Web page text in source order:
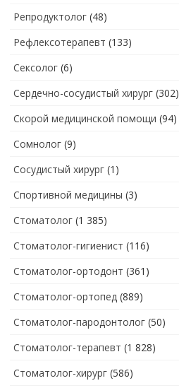
Репродуктолог (48)
Рефлексотерапевт (133)
Сексолог (6)
Сердечно-сосудистый хирург (302)
Скорой медицинской помощи (94)
Сомнолог (9)
Сосудистый хирург (1)
Спортивной медицины (3)
Стоматолог (1 385)
Стоматолог-гигиенист (116)
Стоматолог-ортодонт (361)
Стоматолог-ортопед (889)
Стоматолог-пародонтолог (50)
Стоматолог-терапевт (1 828)
Стоматолог-хирург (586)